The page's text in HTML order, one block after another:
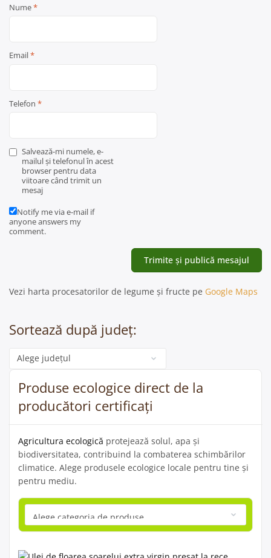
Nume*
Email*
Telefon *
Salvează-mi numele, e-
mailul și telefonul în acest
browser pentru data
viitoare când trimit un
mesaj
Notify me via e-mail if
anyone answers my
comment.
Vezi harta procesatorilor de legume și fructe pe Google Maps
Sortează după județ:
Categorie
Produse ecologice direct de la
producători certificați
Agricultura ecologică protejează solul, apa și
biodiversitatea, contribuind la combaterea schimbărilor
climatice. Alege produsele ecologice locale pentru tine și
pentru mediu.